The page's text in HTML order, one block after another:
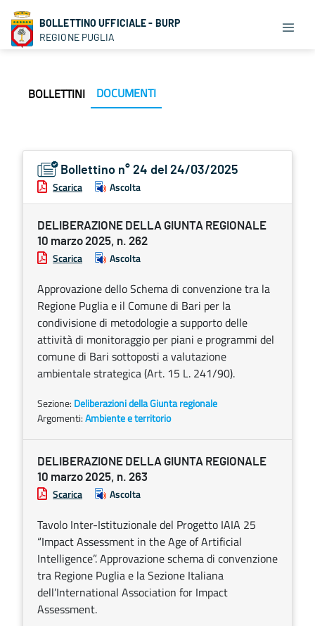
BOLLETTINO UFFICIALE - BURP
REGIONE PUGLIA
BOLLETTINI DOCUMENTI
Bollettino n° 24 del 24/03/2025
Scarica Ascolta
DELIBERAZIONE DELLA GIUNTA REGIONALE
10 marzo 2025, n. 262
Scarica Ascolta
Approvazione dello Schema di convenzione tra la
Regione Puglia e il Comune di Bari per la
condivisione di metodologie a supporto delle
attività di monitoraggio per piani e programmi del
comune di Bari sottoposti a valutazione
ambientale strategica (Art. 15 L. 241/90).
Sezione: Deliberazioni della Giunta regionale
Argomenti:Ambiente e territorio
DELIBERAZIONE DELLA GIUNTA REGIONALE
10 marzo 2025, n. 263
Scarica Ascolta
Tavolo Inter-Istituzionale del Progetto IAIA 25
“Impact Assessment in the Age of Artificial
Intelligence”. Approvazione schema di convenzione
tra Regione Puglia e la Sezione Italiana
dell’International Association for Impact
Assessment.